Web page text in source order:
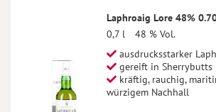
Laphroaig Lore 48%
0,7 l
48 % Vol.
ausdrucksstarker
gereift in Sherrybutts
kräftig, rauchig,
würzigem Nachhall